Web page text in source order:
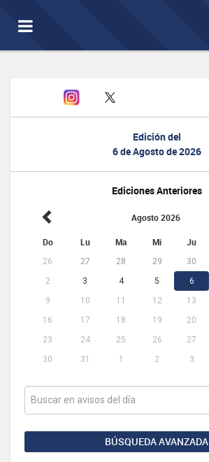
Toggle
navigation
Edición del
6 de Agosto de 2026
Ediciones Anteriores
Agosto 2026
Do Lu Ma Mi Ju
26 27 28 29 30
2
3 4 5 6
9
10 11 12 13
16
17 18 19 20
23
24 25 26 27
30
31 1 2 3
BÚSQUEDA AVANZADA